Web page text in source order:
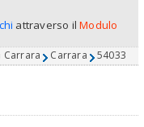
attraverso ilModulo
Carrara Carrara 54033